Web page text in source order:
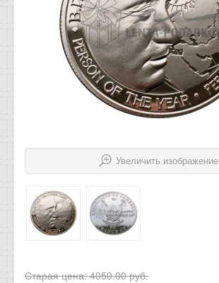
Увеличить изображение
Старая цена:4050.00 руб.